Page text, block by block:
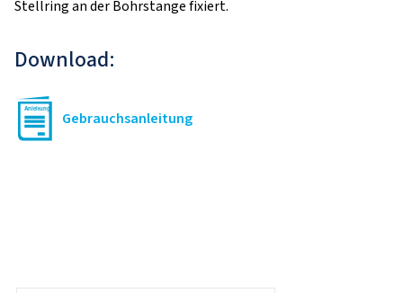
Stellring an der Bohrstange fixiert.
Download:
Gebrauchsanleitung